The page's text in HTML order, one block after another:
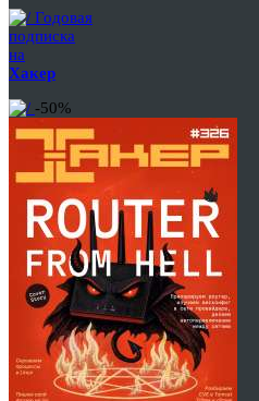
Годовая
подписка
на
Хакер
-50%